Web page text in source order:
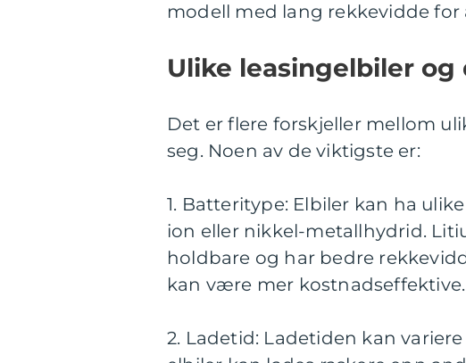
modell med lang rekkevidde
Ulike leasingelbiler
Det er flere forskjeller mellom
seg. Noen av de viktigste er:
1. Batteritype: Elbiler kan ha
ion eller nikkel-metallhydrid.
holdbare og har bedre
kan være mer kostnadseffektive.
2. Ladetid: Ladetiden kan